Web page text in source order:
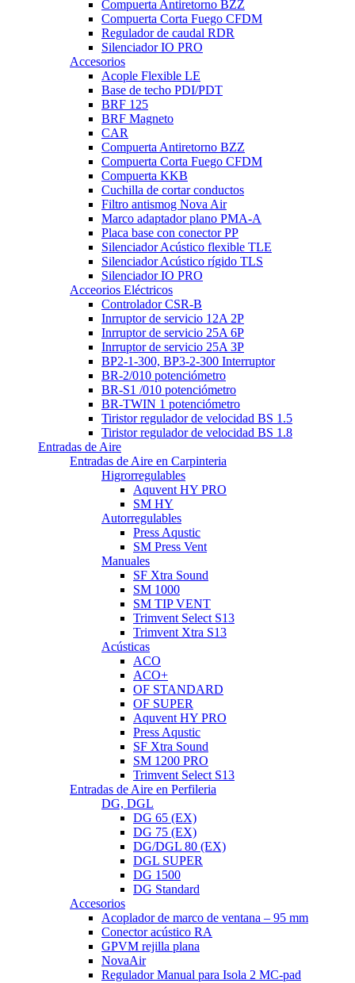
Compuerta Antiretorno BZZ
Compuerta Corta Fuego CFDM
Regulador de caudal RDR
Silenciador IO PRO
Accesorios
Acople Flexible LE
Base de techo PDI/PDT
BRF 125
BRF Magneto
CAR
Compuerta Antiretorno BZZ
Compuerta Corta Fuego CFDM
Compuerta KKB
Cuchilla de cortar conductos
Filtro antismog Nova Air
Marco adaptador plano PMA-A
Placa base con conector PP
Silenciador Acústico flexible TLE
Silenciador Acústico rígido TLS
Silenciador IO PRO
Acceorios Eléctricos
Controlador CSR-B
Inrruptor de servicio 12A 2P
Inrruptor de servicio 25A 6P
Inrruptor de servicio 25A 3P
BP2-1-300, BP3-2-300 Interruptor
BR-2/010 potenciómetro
BR-S1 /010 potenciómetro
BR-TWIN 1 potenciómetro
Tiristor regulador de velocidad BS 1.5
Tiristor regulador de velocidad BS 1.8
Entradas de Aire
Entradas de Aire en Carpinteria
Higrorregulables
Aquvent HY PRO
SM HY
Autorregulables
Press Aqustic
SM Press Vent
Manuales
SF Xtra Sound
SM 1000
SM TIP VENT
Trimvent Select S13
Trimvent Xtra S13
Acústicas
ACO
ACO+
OF STANDARD
OF SUPER
Aquvent HY PRO
Press Aqustic
SF Xtra Sound
SM 1200 PRO
Trimvent Select S13
Entradas de Aire en Perfileria
DG, DGL
DG 65 (EX)
DG 75 (EX)
DG/DGL 80 (EX)
DGL SUPER
DG 1500
DG Standard
Accesorios
Acoplador de marco de ventana – 95 mm
Conector acústico RA
GPVM rejilla plana
NovaAir
Regulador Manual para Isola 2 MC-pad